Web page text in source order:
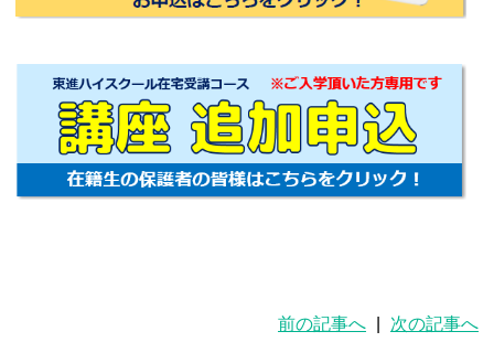
前の記事へ 次の記事へ